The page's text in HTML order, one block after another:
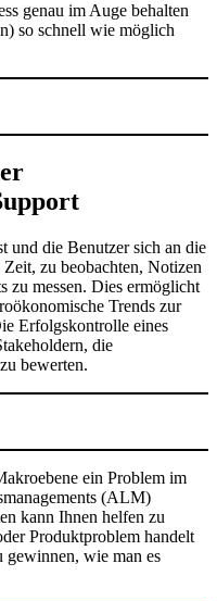
genau im Auge behalten
so schnell wie möglich
und die Benutzer sich an die
zu beobachten, Notizen
zu messen. Dies ermöglicht
Trends zur
Erfolgskontrolle eines
die
bewerten.
ein Problem im
(ALM)
kann Ihnen helfen zu
Produktproblem handelt
gewinnen, wie man es